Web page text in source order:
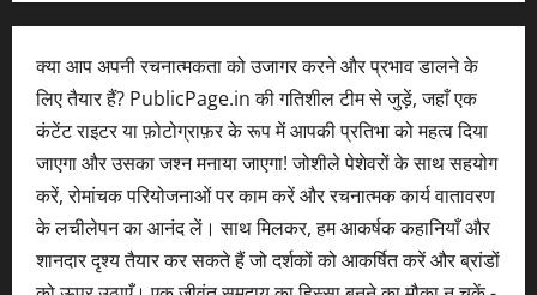
क्या आप अपनी रचनात्मकता को उजागर करने और प्रभाव डालने के
लिए तैयार हैं? PublicPage.in की गतिशील टीम से जुड़ें, जहाँ एक
कंटेंट राइटर या फ़ोटोग्राफ़र के रूप में आपकी प्रतिभा को महत्व दिया
जाएगा और उसका जश्न मनाया जाएगा! जोशीले पेशेवरों के साथ सहयोग
करें, रोमांचक परियोजनाओं पर काम करें और रचनात्मक कार्य वातावरण
के लचीलेपन का आनंद लें। साथ मिलकर, हम आकर्षक कहानियाँ और
शानदार दृश्य तैयार कर सकते हैं जो दर्शकों को आकर्षित करें और ब्रांडों